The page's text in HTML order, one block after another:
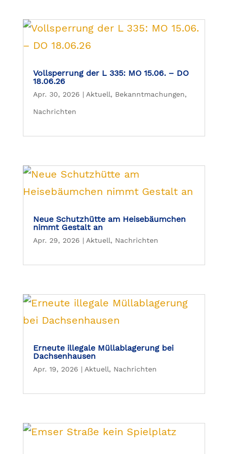
Vollsperrung der L 335: MO 15.06. – DO
18.06.26
Apr. 30, 2026 | Aktuell, Bekanntmachungen,
Nachrichten
Neue Schutzhütte am Heisebäumchen
nimmt Gestalt an
Apr. 29, 2026 | Aktuell, Nachrichten
Erneute illegale Müllablagerung bei
Dachsenhausen
Apr. 19, 2026 | Aktuell, Nachrichten